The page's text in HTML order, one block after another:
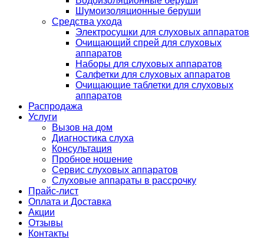
Шумоизоляционные беруши
Средства ухода
Электросушки для слуховых аппаратов
Очищающий спрей для слуховых
аппаратов
Наборы для слуховых аппаратов
Салфетки для слуховых аппаратов
Очищающие таблетки для слуховых
аппаратов
Распродажа
Услуги
Вызов на дом
Диагностика слуха
Консультация
Пробное ношение
Сервис слуховых аппаратов
Слуховые аппараты в рассрочку
Прайс-лист
Оплата и Доставка
Акции
Отзывы
Контакты